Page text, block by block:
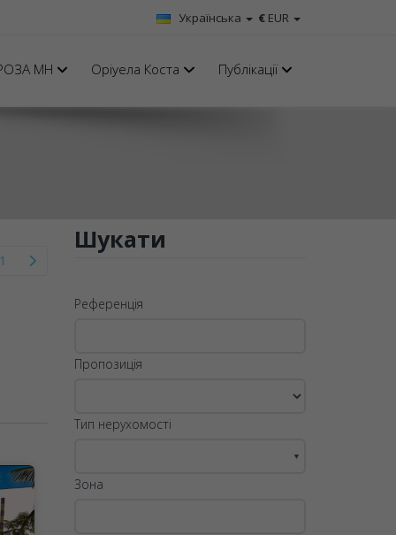
€ EUR
Українська
MH Оріуела Коста Публікації
Шукати
Референція
Пропозиція
Тип нерухомості
▼
Зона